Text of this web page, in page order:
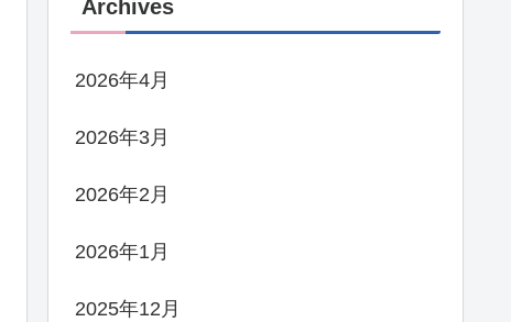
Archives
2026年4月
2026年3月
2026年2月
2026年1月
2025年12月